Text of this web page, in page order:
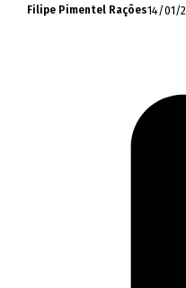
Filipe Pimentel Rações14/01/